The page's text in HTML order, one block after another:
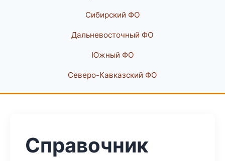
Сибирский ФО
Дальневосточный ФО
Южный ФО
Северо-Кавказский ФО
Справочник